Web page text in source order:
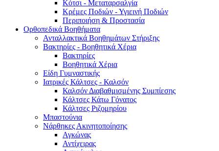
Κότσι - Μεταταρσαλγία
Κρέμες Ποδιών - Υγιεινή Ποδιών
Περιποιήση & Προστασία
Ορθοπεδικά Βοηθήματα
Ανταλλακτικά Βοηθημάτων Στήριξης
Βακτηρίες - Βοηθητικά Χέρια
Βακτηρίες
Βοηθητικά Χέρια
Είδη Γυμναστικής
Ιατρικές Κάλτσες - Καλσόν
Καλσόν Διαβαθμισμένης Συμπίεσης
Κάλτσες Κάτω Γόνατος
Κάλτσες Ριζομηρίου
Μπαστούνια
Νάρθηκες Ακινητοποίησης
Αγκώνας
Αντίχειρας